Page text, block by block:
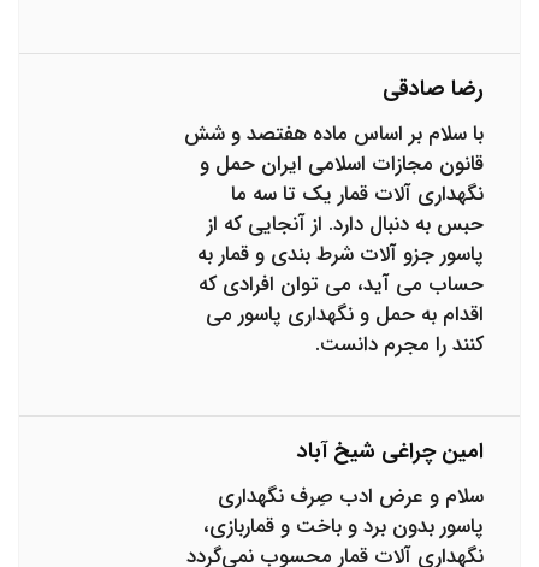
رضا صادقی
با سلام بر اساس ماده هفتصد و شش
قانون مجازات اسلامی ایران حمل و
نگهداری آلات قمار یک تا سه ما
حبس به دنبال دارد. از آنجایی که از
پاسور جزو آلات شرط بندی و قمار به
حساب می آید، می توان افرادی که
اقدام به حمل و نگهداری پاسور می
کنند را مجرم دانست.
امین چراغی شیخ آباد
سلام و عرض ادب صِرف نگهداری
پاسور بدون برد و باخت و قماربازی،
نگهداری آلات قمار محسوب نمی‌گردد